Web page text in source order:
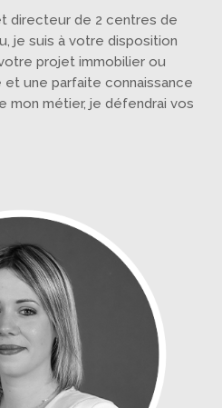
directeur de 2 centres de
je suis à votre disposition
projet immobilier ou
et une parfaite connaissance
mon métier, je défendrai vos